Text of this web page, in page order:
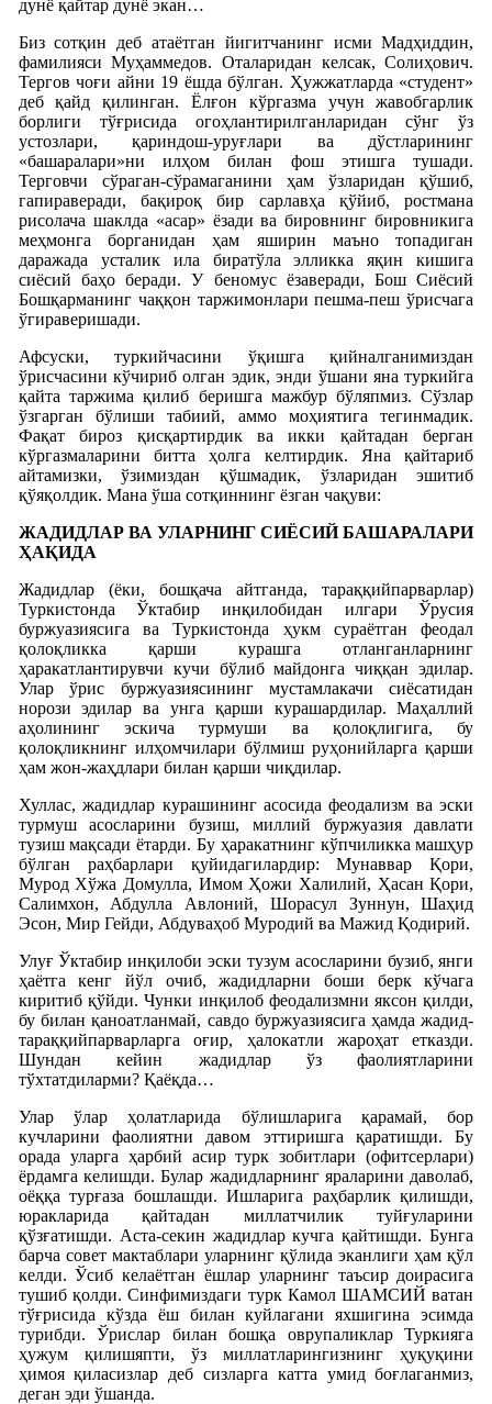
дунё қайтар дунё экан…
Биз сотқин деб атаётган йигитчанинг исми Мадҳиддин,
фамилияси Муҳаммедов. Оталаридан келсак, Солиҳович.
Тергов чоғи айни 19 ёшда бўлган. Ҳужжатларда «студент»
деб қайд қилинган. Ёлғон кўргазма учун жавобгарлик
борлиги тўғрисида огоҳлантирилганларидан сўнг ўз
устозлари, қариндош-уруғлари ва дўстларининг
«башаралари»ни илҳом билан фош этишга тушади.
Терговчи сўраган-сўрамаганини ҳам ўзларидан қўшиб,
гапираверади, бақироқ бир сарлавҳа қўйиб, ростмана
рисолача шаклда «асар» ёзади ва бировнинг бировникига
меҳмонга борганидан ҳам яширин маъно топадиган
даражада усталик ила биратўла элликка яқин кишига
сиёсий баҳо беради. У беномус ёзаверади, Бош Сиёсий
Бошқарманинг чаққон таржимонлари пешма-пеш ўрисчага
ўгираверишади.
Афсуски, туркийчасини ўқишга қийналганимиздан
ўрисчасини кўчириб олган эдик, энди ўшани яна туркийга
қайта таржима қилиб беришга мажбур бўляпмиз. Сўзлар
ўзгарган бўлиши табиий, аммо моҳиятига тегинмадик.
Фақат бироз қисқартирдик ва икки қайтадан берган
кўргазмаларини битта ҳолга келтирдик. Яна қайтариб
айтамизки, ўзимиздан қўшмадик, ўзларидан эшитиб
қўяқолдик. Мана ўша сотқиннинг ёзган чақуви:
ЖАДИДЛАР ВА УЛАРНИНГ СИЁСИЙ БАШАРАЛАРИ
ҲАҚИДА
Жадидлар (ёки, бошқача айтганда, тараққийпарварлар)
Туркистонда Ўктабир инқилобидан илгари Ўрусия
буржуазиясига ва Туркистонда ҳукм сураётган феодал
қолоқликка қарши курашга отланганларнинг
ҳаракатлантирувчи кучи бўлиб майдонга чиққан эдилар.
Улар ўрис буржуазиясининг мустамлакачи сиёсатидан
норози эдилар ва унга қарши курашардилар. Маҳаллий
аҳолининг эскича турмуши ва қолоқлигига, бу
қолоқликнинг илҳомчилари бўлмиш руҳонийларга қарши
ҳам жон-жаҳдлари билан қарши чиқдилар.
Хуллас, жадидлар курашининг асосида феодализм ва эски
турмуш асосларини бузиш, миллий буржуазия давлати
тузиш мақсади ётарди. Бу ҳаракатнинг кўпчиликка машҳур
бўлган раҳбарлари қуйидагилардир: Мунаввар Қори,
Мурод Хўжа Домулла, Имом Ҳожи Халилий, Ҳасан Қори,
Салимхон, Абдулла Авлоний, Шорасул Зуннун, Шаҳид
Эсон, Мир Гейди, Абдуваҳоб Муродий ва Мажид Қодирий.
Улуғ Ўктабир инқилоби эски тузум асосларини бузиб, янги
ҳаётга кенг йўл очиб, жадидларни боши берк кўчага
киритиб қўйди. Чунки инқилоб феодализмни яксон қилди,
бу билан қаноатланмай, савдо буржуазиясига ҳамда жадид-
тараққийпарварларга оғир, ҳалокатли жароҳат етказди.
Шундан кейин жадидлар ўз фаолиятларини
тўхтатдиларми? Қаёқда…
Улар ўлар ҳолатларида бўлишларига қарамай, бор
кучларини фаолиятни давом эттиришга қаратишди. Бу
орада уларга ҳарбий асир турк зобитлари (офитсерлари)
ёрдамга келишди. Булар жадидларнинг яраларини даволаб,
оёққа турғаза бошлашди. Ишларига раҳбарлик қилишди,
юракларида қайтадан миллатчилик туйғуларини
қўзғатишди. Аста-секин жадидлар кучга қайтишди. Бунга
барча совет мактаблари уларнинг қўлида эканлиги ҳам қўл
келди. Ўсиб келаётган ёшлар уларнинг таъсир доирасига
тушиб қолди. Синфимиздаги турк Камол ШАМСИЙ ватан
тўғрисида кўзда ёш билан куйлагани яхшигина эсимда
турибди. Ўрислар билан бошқа оврупаликлар Туркияга
ҳужум қилишяпти, ўз миллатларингизнинг ҳуқуқини
ҳимоя қиласизлар деб сизларга катта умид боғлаганмиз,
деган эди ўшанда.